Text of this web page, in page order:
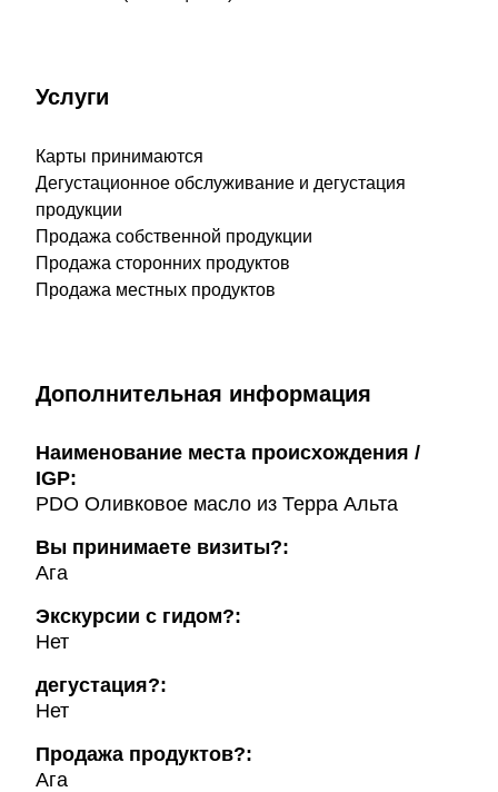
Услуги
Карты принимаются
Дегустационное обслуживание и дегустация
продукции
Продажа собственной продукции
Продажа сторонних продуктов
Продажа местных продуктов
Дополнительная информация
Наименование места происхождения /
IGP:
PDO Оливковое масло из Терра Альта
Вы принимаете визиты?:
Ага
Экскурсии с гидом?:
Нет
дегустация?:
Нет
Продажа продуктов?:
Ага